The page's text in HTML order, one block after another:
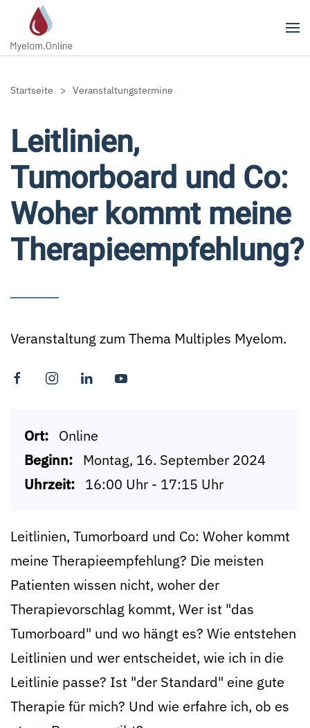
Zum Hauptinhalt springen
Startseite Veranstaltungstermine
Leitlinien,
Tumorboard und Co:
Woher kommt meine
Therapieempfehlung?
Veranstaltung zum Thema Multiples Myelom.
Ort: Online
Beginn: Montag, 16. September 2024
Uhrzeit: 16:00 Uhr - 17:15 Uhr
Leitlinien, Tumorboard und Co: Woher kommt
meine Therapieempfehlung? Die meisten
Patienten wissen nicht, woher der
Therapievorschlag kommt, Wer ist "das
Tumorboard" und wo hängt es? Wie entstehen
Leitlinien und wer entscheidet, wie ich in die
Leitlinie passe? Ist "der Standard" eine gute
Therapie für mich? Und wie erfahre ich, ob es